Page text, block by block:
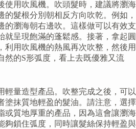
使用吹風機。吹頭髮時，建議將瀏海
髮根分別朝相反方向吹乾。例如，
的瀏海朝右邊吹。這樣做可以有效支
就呈現飽滿的蓬鬆感。接著，拿起圓
利用吹風機的熱風再次吹整，然後用
然的S形弧度，看上去既優雅又流
輕量造型產品。吹整完成之後，可以
塗抹質地輕盈的髮油。請注意，選擇
或質地厚重的產品，因為這會讓瀏海
夠鎖住弧度，同時讓髮絲保持輕盈與